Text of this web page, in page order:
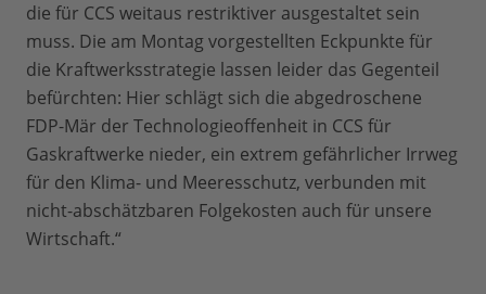
die für CCS weitaus restriktiver ausgestaltet sein
muss. Die am Montag vorgestellten Eckpunkte für
die Kraftwerksstrategie lassen leider das Gegenteil
befürchten: Hier schlägt sich die abgedroschene
FDP-Mär der Technologieoffenheit in CCS für
Gaskraftwerke nieder, ein extrem gefährlicher Irrweg
für den Klima- und Meeresschutz, verbunden mit
nicht-abschätzbaren Folgekosten auch für unsere
Wirtschaft.“